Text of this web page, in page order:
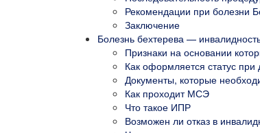
Рекомендации при болезни
Заключение
Болезнь бехтерева —
Признаки на основании
Как оформляется статус
Документы, которые
Как проходит МСЭ
Что такое ИПР
Возможен ли отказ в